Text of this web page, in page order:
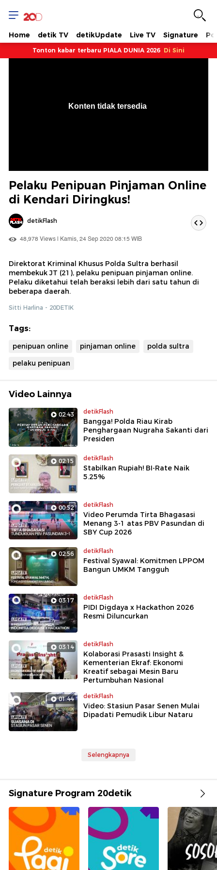
Home detik TV detikUpdate Live TV Signature
Tonton kabar terbaru PIALA DUNIA 2026 Di Sini
Konten tidak tersedia
Pelaku Penipuan Pinjaman Online
di Kendari Diringkus!
detikFlash
48,978 Views | Kamis, 24 Sep 2020 08:15 WIB
Direktorat Kriminal Khusus Polda Sultra berhasil
membekuk JT (21), pelaku penipuan pinjaman online.
Pelaku diketahui telah beraksi lebih dari satu tahun di
beberapa daerah.
Sitti Harlina - 20DETIK
Tags:
penipuan online pinjaman online
polda sultra
pelaku penipuan
Video Lainnya
02:43 detikFlash
Bangga! Polda Riau Kirab
Penghargaan Nugraha Sakanti dari
Presiden
02:15 detikFlash
Stabilkan Rupiah! BI-Rate Naik
5.25%
00:52 detikFlash
Video Perumda Tirta Bhagasasi
Menang 3-1 atas PBV Pasundan di
SBY Cup 2026
02:56 detikFlash
Festival Syawal: Komitmen LPPOM
Bangun UMKM Tangguh
03:17 detikFlash
PIDI Digdaya x Hackathon 2026
Resmi Diluncurkan
03:14 detikFlash
Kolaborasi Prasasti Insight &
Kementerian Ekraf: Ekonomi
Kreatif sebagai Mesin Baru
Pertumbuhan Nasional
01:44 detikFlash
Video: Stasiun Pasar Senen Mulai
Dipadati Pemudik Libur Nataru
Selengkapnya
Signature Program 20detik